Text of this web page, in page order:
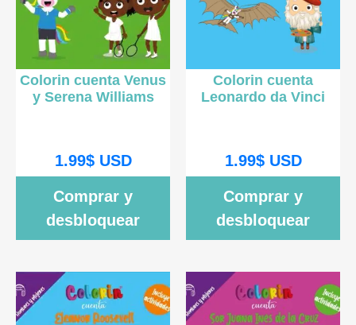
Colorin cuenta Venus
y Serena Williams
1.99$USD
Comprar y
desbloquear
Colorin cuenta
Leonardo da Vinci
1.99$USD
Comprar y
desbloquear